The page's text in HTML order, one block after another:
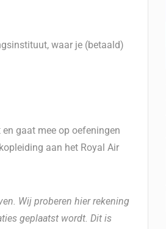
waar je (betaald)
gaat mee op oefeningen
aan het Royal Air
Wij proberen hier rekening
geplaatst wordt. Dit is